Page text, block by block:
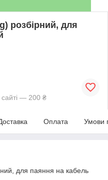
розбірний, для
— 200 ₴
Оплата Умови
для паяння на кабель